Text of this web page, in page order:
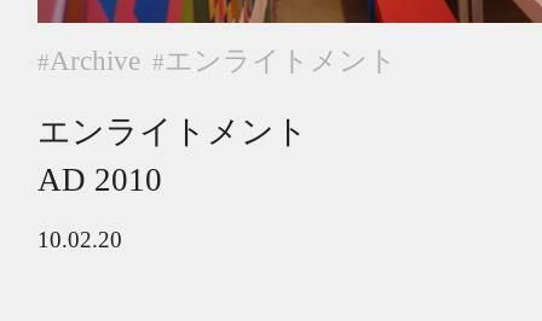
#Archive #エンライトメント
エンライトメント
AD 2010
10.02.20